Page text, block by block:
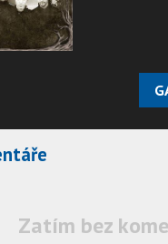
Zatím bez